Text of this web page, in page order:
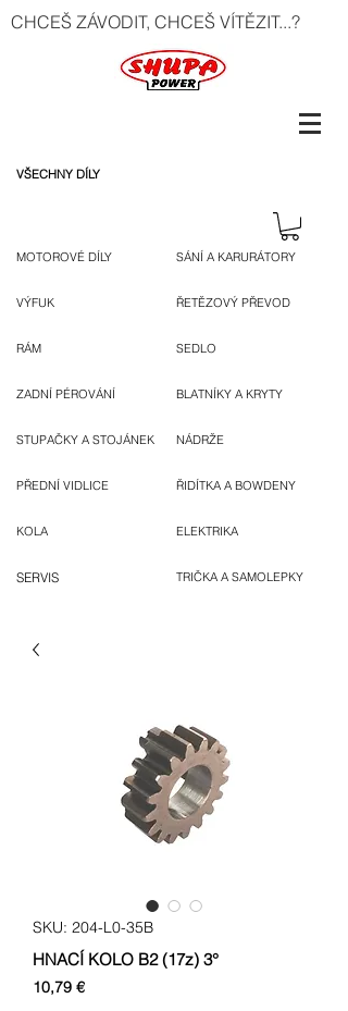
CHCEŠ ZÁVODIT, CHCEŠ VÍTĚZIT...?
VŠECHNY DÍLY
MOTOROVÉ DÍLY
VÝFUK
RÁM
ZADNÍ PÉROVÁNÍ
STUPAČKY A STOJÁNEK
PŘEDNÍ VIDLICE
KOLA
SERVIS
SÁNÍ A KARURÁTORY
ŘETĚZOVÝ PŘEVOD
SEDLO
BLATNÍKY A KRYTY
NÁDRŽE
ŘIDÍTKA A BOWDENY
ELEKTRIKA
TRIČKA A SAMOLEPKY
SKU: 204-L0-35B
HNACÍ KOLO B2 (17z) 3°
10,79 €Cena